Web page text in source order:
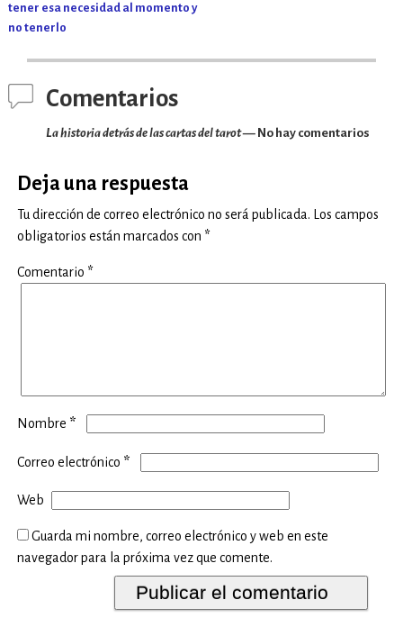
tener esa necesidad al momento y
no tenerlo
Comentarios
La historia detrás de las cartas del tarot— No hay comentarios
Deja una respuesta
Tu dirección de correo electrónico no será publicada.
Los campos
obligatorios están marcados con *
Comentario *
Nombre *
Correo electrónico *
Web
Guarda mi nombre, correo electrónico y web en este
navegador para la próxima vez que comente.